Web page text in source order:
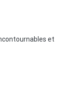
et